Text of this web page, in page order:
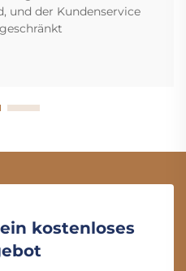
und der Kundenservice
kostenloses